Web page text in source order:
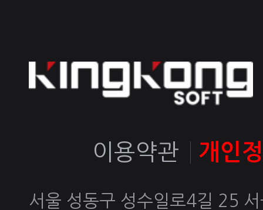
이용약관 개인
서울 성동구 성수일로4길 25